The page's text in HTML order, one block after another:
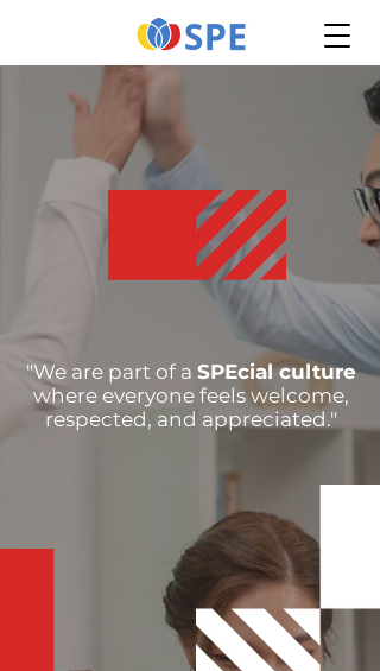
"We are part of a SPEcial culture
where everyone feels welcome,
respected, and appreciated."